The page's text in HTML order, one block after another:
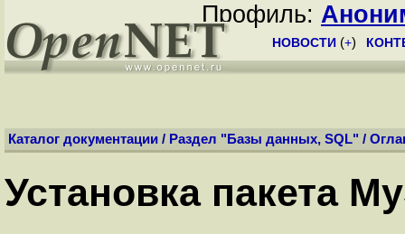
Профиль:
НОВОСТИ (+)
Каталог документации / Раздел "Базы данных, SQL" /
Установка пакета